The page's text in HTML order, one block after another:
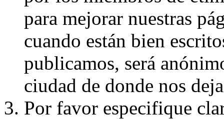
para mejorar nuestras
cuando están bien
publicamos, será
ciudad de donde nos
Por favor especifique